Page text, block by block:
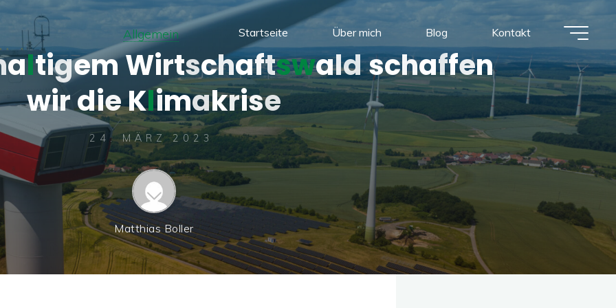
Startseite Über mich Blog Kontakt
Allgemein
altigemWirtschaftswaldschaffen
wirdieKlimakrise
24. MÄRZ 2023
Matthias Boller